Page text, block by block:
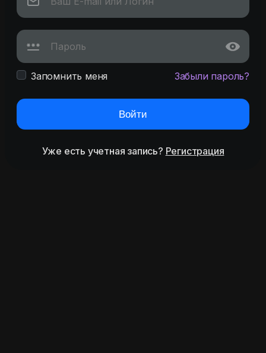
Запомнить меня Забыли пароль?
Войти
Уже есть учетная запись? Регистрация